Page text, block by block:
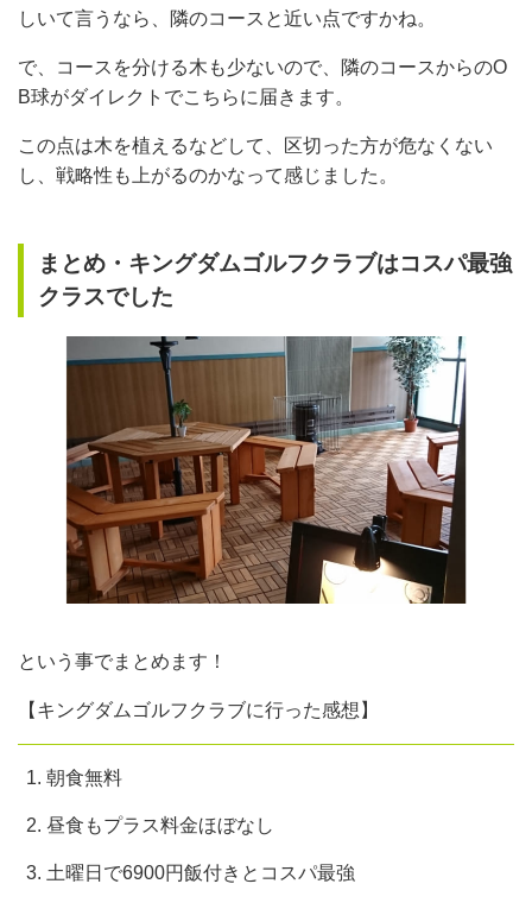
しいて言うなら、隣のコースと近い点ですかね。
で、コースを分ける木も少ないので、隣のコースからのO
B球がダイレクトでこちらに届きます。
この点は木を植えるなどして、区切った方が危なくない
し、戦略性も上がるのかなって感じました。
まとめ・キングダムゴルフクラブはコスパ最強
クラスでした
という事でまとめます！
【キングダムゴルフクラブに行った感想】
朝食無料
昼食もプラス料金ほぼなし
土曜日で6900円飯付きとコスパ最強